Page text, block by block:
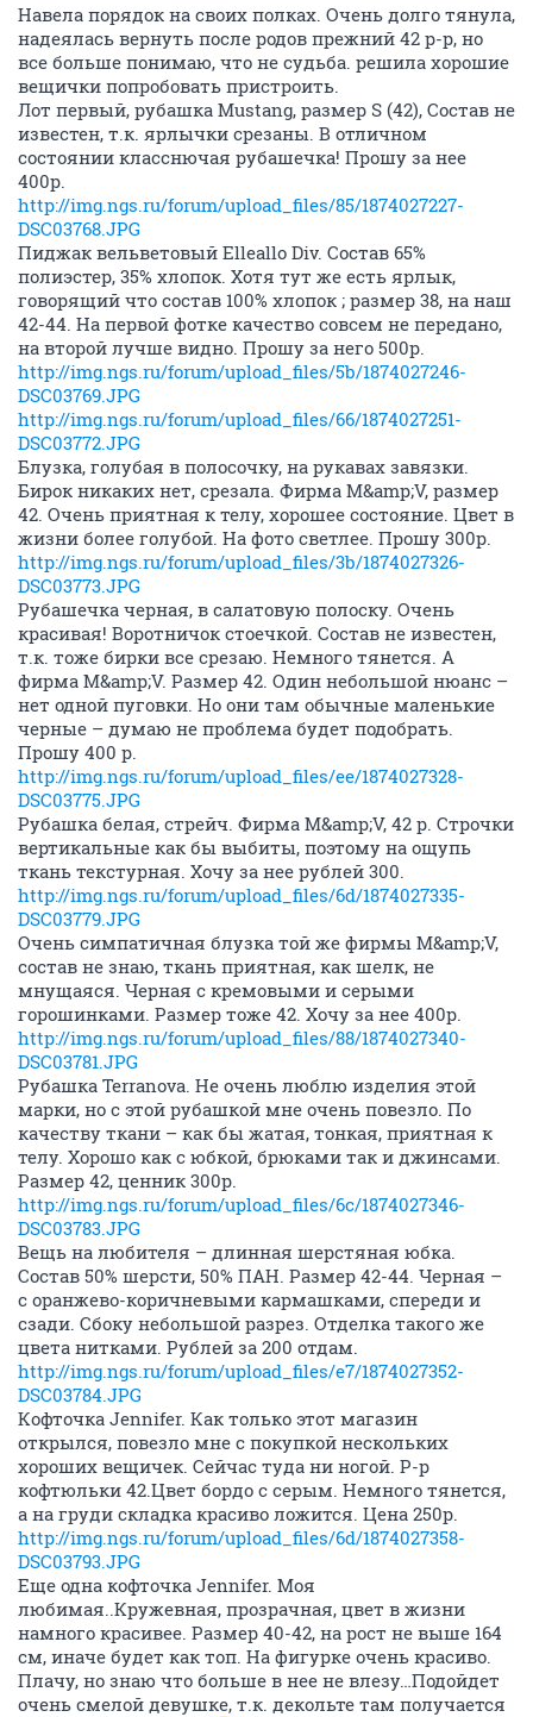
Навела порядок на своих полках. Очень долго тянула,
надеялась вернуть после родов прежний 42 р-р, но
все больше понимаю, что не судьба. решила хорошие
вещички попробовать пристроить.
Лот первый, рубашка Mustang, размер S (42), Состав не
известен, т.к. ярлычки срезаны. В отличном
состоянии класснючая рубашечка! Прошу за нее
400р.
http://img.ngs.ru/forum/upload_files/85/1874027227-
DSC03768.JPG
Пиджак вельветовый Elleallo Div. Состав 65%
полиэстер, 35% хлопок. Хотя тут же есть ярлык,
говорящий что состав 100% хлопок ; размер 38, на наш
42-44. На первой фотке качество совсем не передано,
на второй лучше видно. Прошу за него 500р.
http://img.ngs.ru/forum/upload_files/5b/1874027246-
DSC03769.JPG
http://img.ngs.ru/forum/upload_files/66/1874027251-
DSC03772.JPG
Блузка, голубая в полосочку, на рукавах завязки.
Бирок никаких нет, срезала. Фирма M&amp;V, размер
42. Очень приятная к телу, хорошее состояние. Цвет в
жизни более голубой. На фото светлее. Прошу 300р.
http://img.ngs.ru/forum/upload_files/3b/1874027326-
DSC03773.JPG
Рубашечка черная, в салатовую полоску. Очень
красивая! Воротничок стоечкой. Состав не известен,
т.к. тоже бирки все срезаю. Немного тянется. А
фирма M&amp;V. Размер 42. Один небольшой нюанс –
нет одной пуговки. Но они там обычные маленькие
черные – думаю не проблема будет подобрать.
Прошу 400 р.
http://img.ngs.ru/forum/upload_files/ee/1874027328-
DSC03775.JPG
Рубашка белая, стрейч. Фирма M&amp;V, 42 р. Строчки
вертикальные как бы выбиты, поэтому на ощупь
ткань текстурная. Хочу за нее рублей 300.
http://img.ngs.ru/forum/upload_files/6d/1874027335-
DSC03779.JPG
Очень симпатичная блузка той же фирмы M&amp;V,
состав не знаю, ткань приятная, как шелк, не
мнущаяся. Черная с кремовыми и серыми
горошинками. Размер тоже 42. Хочу за нее 400р.
http://img.ngs.ru/forum/upload_files/88/1874027340-
DSC03781.JPG
Рубашка Terranova. Не очень люблю изделия этой
марки, но с этой рубашкой мне очень повезло. По
качеству ткани – как бы жатая, тонкая, приятная к
телу. Хорошо как с юбкой, брюками так и джинсами.
Размер 42, ценник 300р.
http://img.ngs.ru/forum/upload_files/6c/1874027346-
DSC03783.JPG
Вещь на любителя – длинная шерстяная юбка.
Состав 50% шерсти, 50% ПАН. Размер 42-44. Черная –
с оранжево-коричневыми кармашками, спереди и
сзади. Сбоку небольшой разрез. Отделка такого же
цвета нитками. Рублей за 200 отдам.
http://img.ngs.ru/forum/upload_files/e7/1874027352-
DSC03784.JPG
Кофточка Jennifer. Как только этот магазин
открылся, повезло мне с покупкой нескольких
хороших вещичек. Сейчас туда ни ногой. Р-р
кофтюльки 42.Цвет бордо с серым. Немного тянется,
а на груди складка красиво ложится. Цена 250р.
http://img.ngs.ru/forum/upload_files/6d/1874027358-
DSC03793.JPG
Еще одна кофточка Jennifer. Моя
любимая..Кружевная, прозрачная, цвет в жизни
намного красивее. Размер 40-42, на рост не выше 164
см, иначе будет как топ. На фигурке очень красиво.
Плачу, но знаю что больше в нее не влезу…Подойдет
очень смелой девушке, т.к. декольте там получается